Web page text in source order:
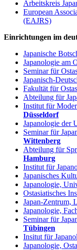
Arbeitskreis
European
(EAJRS)
Einrichtungen im
Japanische
Japanologie am
Seminar für
Japanisch-
Fakultät für
Abteilung für
Institut für
Düsseldorf
Japanologie der
Seminar für
Wittenberg
Abteilung für
Hamburg
Institut für
Japanisches
Japanologie,
Ostasiatisches
Japan-Zentrum,
Japanologie,
Seminar für
Tübingen
Insitut für
Japanologie,